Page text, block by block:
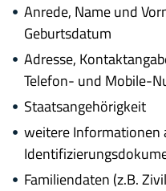
Anrede, Name und
Geburtsdatum
Adresse,
Telefon- und Mobile-
Staatsangehörigkeit
weitere Informationen
Familiendaten (z.B.